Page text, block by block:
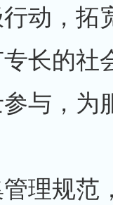
动，拓
长的社
与，为
规范